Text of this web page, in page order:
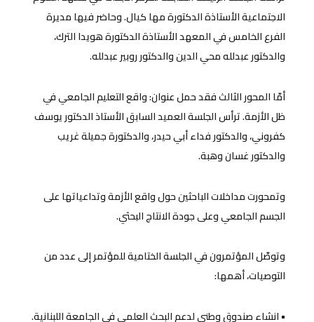
الاجتماعية الأستاذة الدكتورة مها كيال. وحاضر فيها مديرة
الفرع الخامس في المعهد الأستاذة الدكتورة هويدا الترك،
والدكتور عبدلله محي الدين والدكتور روبير عبدلله.
أمّا المحور الثالث فقد حمل عنوان: واقع التعليم الجامعي في
ظل الأزمة. ترأس الجلسة العميد السابق الأستاذ الدكتور يوسف
كفروني، والدكتور فداء أبي حيدر، والدكتورة جميلة غريب
والدكتور غسان وهبة.
وتمحورت مداخلات الباحثين حول واقع الأزمة وتداعياتها على
الجسم الجامعي وعلى جودة الانتاج البحثي.
وتوصّل المؤتمرون في الجلسة الختامية للمؤتمر إلى عدد من
التوصيات، أهمها:
• انشاء صندوق وطني لدعم البحث العلمي في الجامعة اللبنانية.